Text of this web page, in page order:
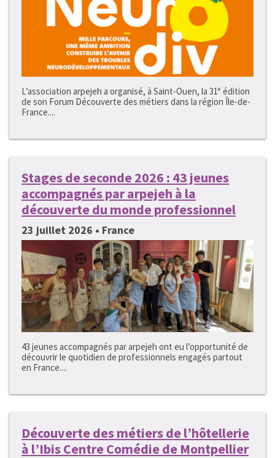
L’association arpejeh a organisé, à Saint-Ouen, la 31ᵉ édition
de son Forum Découverte des métiers dans la région Île-de-
France....
Stages de seconde 2026 : 43 jeunes
accompagnés par arpejeh à la
découverte du monde professionnel
23 juillet 2026 • France
43 jeunes accompagnés par arpejeh ont eu l’opportunité de
découvrir le quotidien de professionnels engagés partout
en France....
Découverte des métiers de l’hôtellerie
à l’Ibis Centre Comédie de Montpellier